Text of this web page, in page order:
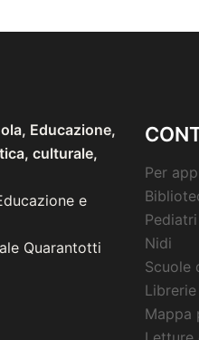
Educazione,
culturale,
e
Quarantotti
Per
Pediatri
Nidi
Scuole
Librerie
Mappa